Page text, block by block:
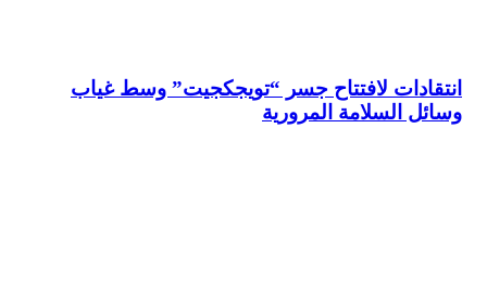
انتقادات لافتتاح جسر “تويجكجيت” وسط غياب
وسائل السلامة المرورية